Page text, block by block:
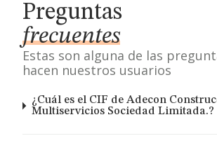
Preguntas
frecuentes
Estas son alguna de las
hacen nuestros usuarios
¿Cuál es el CIF de Adecon
Multiservicios Sociedad Limitada.?